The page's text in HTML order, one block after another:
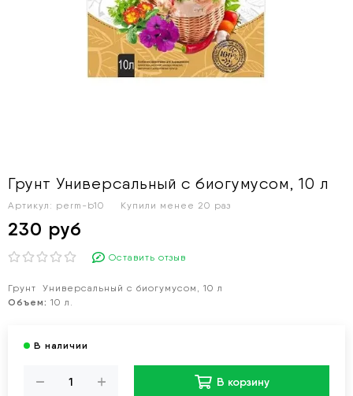
Грунт Универсальный с биогумусом, 10 л
Артикул: perm-b10 Купили менее 20 раз
230 руб
Оставить отзыв
Грунт Универсальный с биогумусом, 10 л
Объем: 10 л.
В корзину